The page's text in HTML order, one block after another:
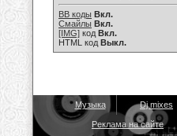
BB коды Вкл.
Смайлы Вкл.
[IMG] код Вкл.
HTML код Выкл.
Музыка Dj mixes
Реклама на сайте